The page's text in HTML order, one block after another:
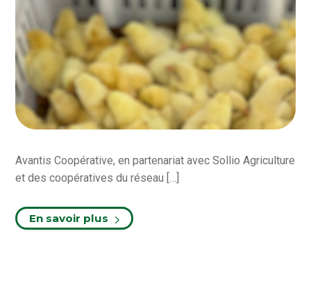
Avantis Coopérative, en partenariat avec Sollio Agriculture
et des coopératives du réseau […]
En savoir plus